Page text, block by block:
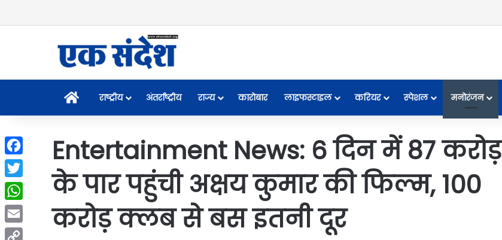
Homeराष्ट्रीय अंतर्राष्ट्रीय राज्य कारोबार लाइफस्टाइल करियर स्पेशल मनोरंजन
Entertainment News: 6 दिन में 87 करोड़
के पार पहुंची अक्षय कुमार की फिल्म, 100
करोड़ क्लब से बस इतनी दूर
Facebook
Twitter
WhatsApp
Email